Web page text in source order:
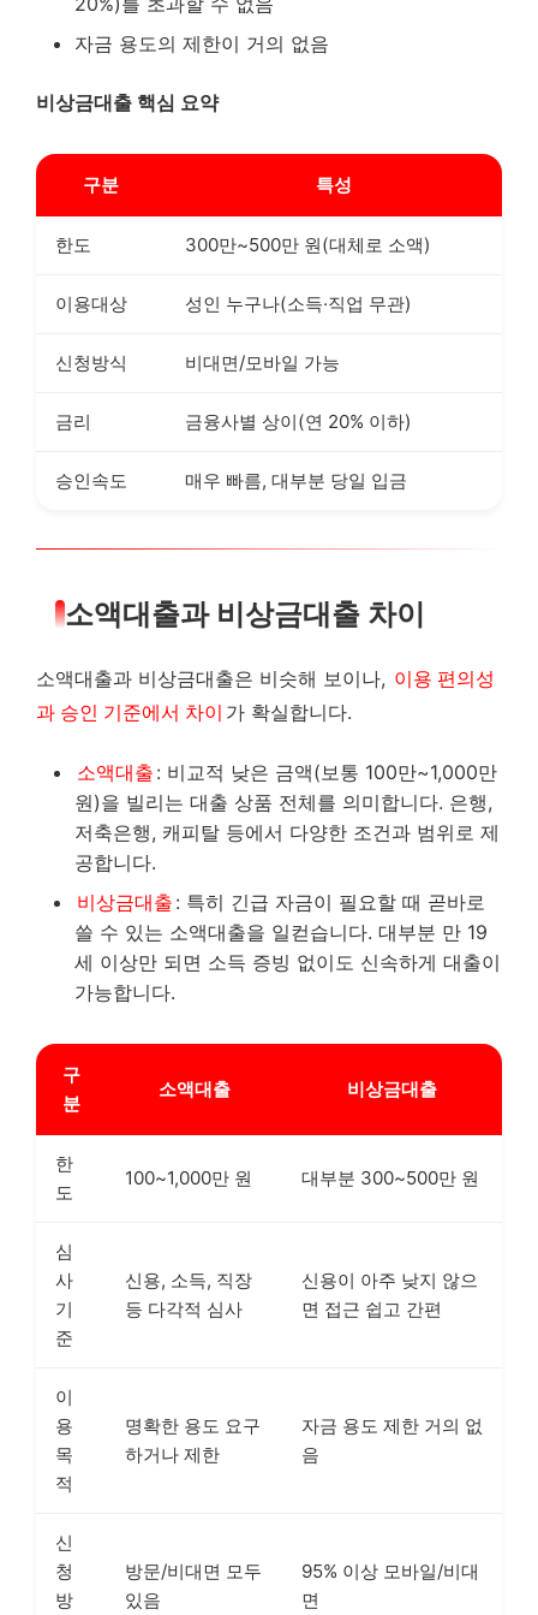
자금 용도의 제한이 거의 없음
비상금대출 핵심 요약
구분 특성
한도 300만~500만 원(대체로 소액)
이용대상 성인 누구나(소득·직업 무관)
신청방식 비대면/모바일 가능
금리 금융사별 상이(연 20% 이하)
승인속도 매우 빠름, 대부분 당일 입금
소액대출과 비상금대출 차이
소액대출과 비상금대출은 비슷해 보이나, 이용 편의성
과 승인 기준에서 차이 가 확실합니다.
소액대출 : 비교적 낮은 금액(보통 100만~1,000만
원)을 빌리는 대출 상품 전체를 의미합니다. 은행,
저축은행, 캐피탈 등에서 다양한 조건과 범위로 제
공합니다.
비상금대출 : 특히 긴급 자금이 필요할 때 곧바로
쓸 수 있는 소액대출을 일컫습니다. 대부분 만 19
세 이상만 되면 소득 증빙 없이도 신속하게 대출이
가능합니다.
구
분
소액대출 비상금대출
한
도
100~1,000만 원 대부분 300~500만 원
심
사
기
준
신용, 소득, 직장
등 다각적 심사
신용이 아주 낮지 않으
면 접근 쉽고 간편
이
용
목
적
명확한 용도 요구
하거나 제한
자금 용도 제한 거의 없
음
신
청
방
방문/비대면 모두
있음
95% 이상 모바일/비대
면